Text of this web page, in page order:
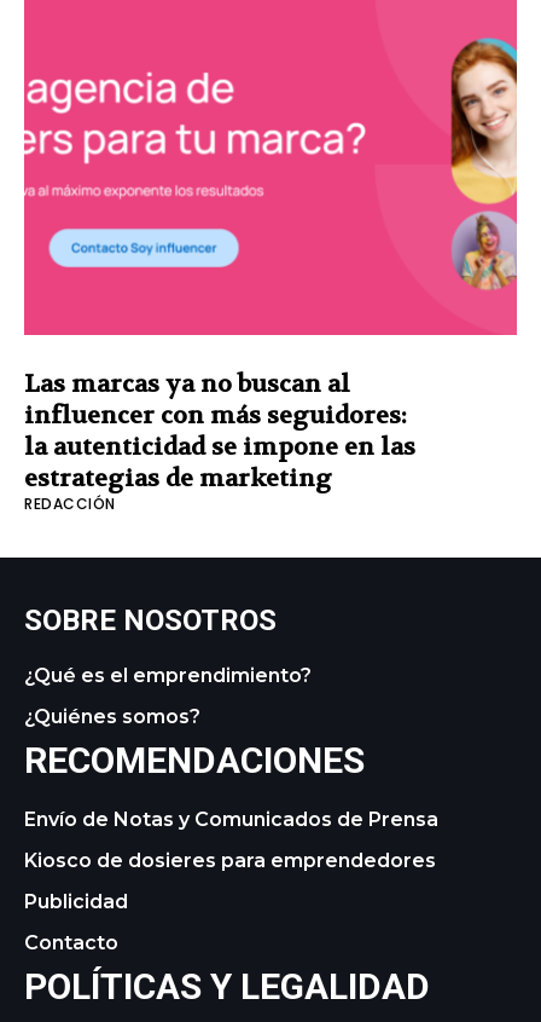
Las marcas ya no buscan al
influencer con más seguidores:
la autenticidad se impone en las
estrategias de marketing
REDACCIÓN
SOBRE NOSOTROS
¿Qué es el emprendimiento?
¿Quiénes somos?
RECOMENDACIONES
Envío de Notas y Comunicados de Prensa
Kiosco de dosieres para emprendedores
Publicidad
Contacto
POLÍTICAS Y LEGALIDAD